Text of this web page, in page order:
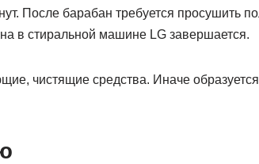
После барабан требуется просушить
в стиральной машине LG завершается.
чистящие средства. Иначе